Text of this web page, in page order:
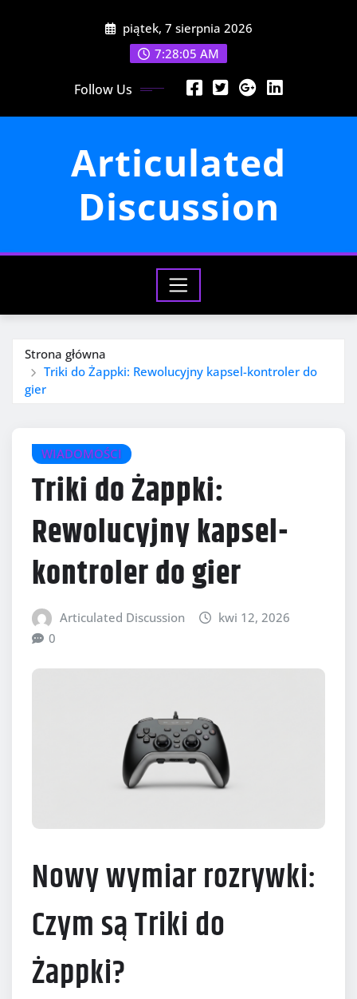
piątek, 7 sierpnia 2026
7:28:07 AM
Follow Us
Articulated
Discussion
Strona główna
Triki do Żappki: Rewolucyjny kapsel-kontroler do
gier
WIADOMOŚCI
Triki do Żappki:
Rewolucyjny kapsel-
kontroler do gier
Articulated Discussion
kwi 12, 2026
0
Nowy wymiar rozrywki:
Czym są Triki do
Żappki?